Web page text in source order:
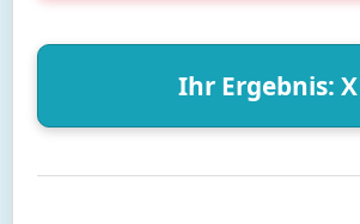
Ihr Ergebnis: X